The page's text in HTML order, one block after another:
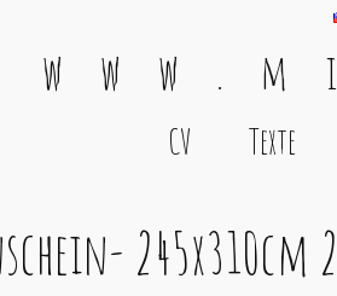
w w w .
CV Texte
245x310cm